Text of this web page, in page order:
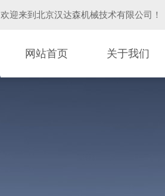
欢迎来到 北京汉达森机械技术有限公司 ！
网站首页 关于我们